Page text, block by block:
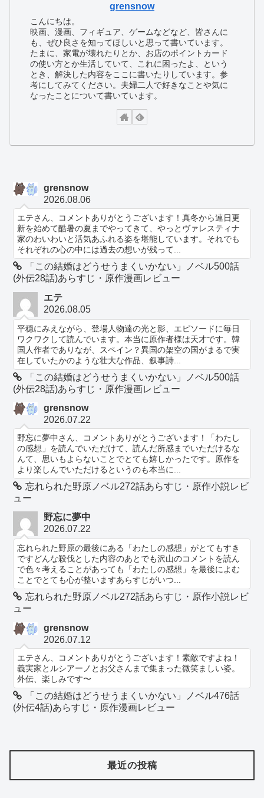
grensnow
こんにちは。
映画、漫画、フィギュア、ゲームなどなど、皆さんに
も、ぜひ良さを知ってほしいと思って書いています。
たまに、家電が壊れたりとか、お店のポイントカード
の使い方とか生活していて、これに困ったよ、という
とき、解決した内容をここに書いたりしています。参
考にしてみてください。夫婦二人で好きなことや気に
なったことについて書いています。
grensnow
2026.08.06
エテさん、コメントありがとうございます！真冬から連日更
新を始めて酷暑の夏までやってきて、やっとヴァレスティナ
家のわいわいと活気あふれる姿を堪能しています。それでも
それぞれの心の中には過去の想いが残って...
「この結婚はどうせうまくいかない」ノベル500話
(外伝28話)あらすじ・原作漫画レビュー
エテ
2026.08.05
平穏にみえながら、登場人物達の光と影、エピソードに毎日
ワクワクして読んでいます。本当に原作者様は天才です。韓
国人作者でありなが、スペイン？異国の架空の国がまるで実
在していたかのような壮大な作品、叙事詩...
「この結婚はどうせうまくいかない」ノベル500話
(外伝28話)あらすじ・原作漫画レビュー
grensnow
2026.07.22
野忘に夢中さん、コメントありがとうございます！「わたし
の感想」を読んでいただけて、読んだ所感までいただけるな
んて、思いもよらないことでとても嬉しかったです。原作を
より楽しんでいただけるというのも本当に...
忘れられた野原ノベル272話あらすじ・原作小説レビ
ュー
野忘に夢中
2026.07.22
忘れられた野原の最後にある「わたしの感想」がとてもすき
ですどんな殺伐とした内容のあとでも沢山のコメントを読ん
で色々考えることがあっても「わたしの感想」を最後によむ
ことでとても心が整いますあらすじがいつ...
忘れられた野原ノベル272話あらすじ・原作小説レビ
ュー
grensnow
2026.07.12
エテさん、コメントありがとうございます！素敵ですよね！
義実家とルシアーノとお父さんまで集まった微笑ましい姿。
外伝、楽しみです〜
「この結婚はどうせうまくいかない」ノベル476話
(外伝4話)あらすじ・原作漫画レビュー
最近の投稿